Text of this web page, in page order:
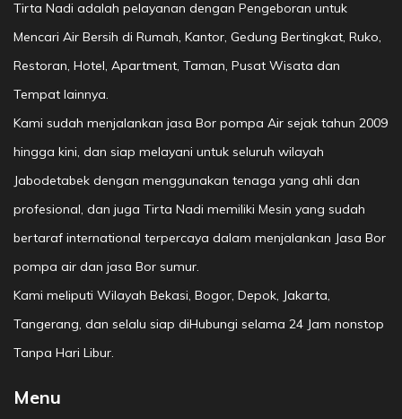
Tirta Nadi adalah pelayanan dengan Pengeboran untuk
Mencari Air Bersih di Rumah, Kantor, Gedung Bertingkat, Ruko,
Restoran, Hotel, Apartment, Taman, Pusat Wisata dan
Tempat lainnya.
Kami sudah menjalankan jasa Bor pompa Air sejak tahun 2009
hingga kini, dan siap melayani untuk seluruh wilayah
Jabodetabek dengan menggunakan tenaga yang ahli dan
profesional, dan juga Tirta Nadi memiliki Mesin yang sudah
bertaraf international terpercaya dalam menjalankan Jasa Bor
pompa air dan jasa Bor sumur.
Kami meliputi Wilayah Bekasi, Bogor, Depok, Jakarta,
Tangerang, dan selalu siap diHubungi selama 24 Jam nonstop
Tanpa Hari Libur.
Menu